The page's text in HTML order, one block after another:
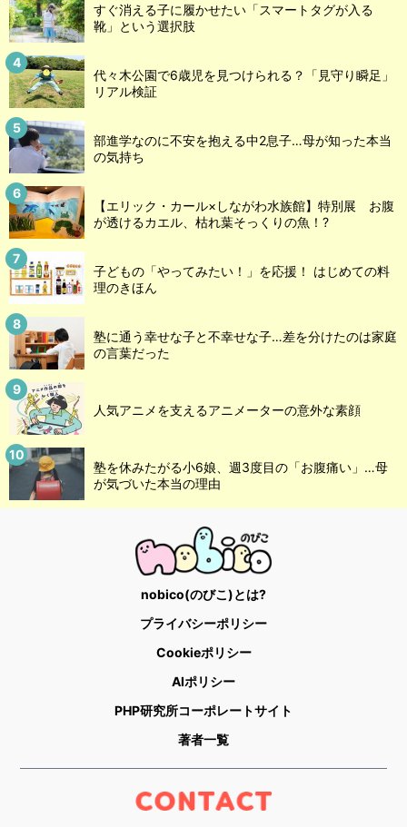
すぐ消える子に履かせたい「スマートタグが入る
靴」という選択肢
代々木公園で6歳児を見つけられる？「見守り瞬足」
リアル検証
部進学なのに不安を抱える中2息子…母が知った本当
の気持ち
【エリック・カール×しながわ水族館】特別展 お腹
が透けるカエル、枯れ葉そっくりの魚！?
子どもの「やってみたい！」を応援！ はじめての料
理のきほん
塾に通う幸せな子と不幸せな子…差を分けたのは家庭
の言葉だった
人気アニメを支えるアニメーターの意外な素顔
塾を休みたがる小6娘、週3度目の「お腹痛い」…母
が気づいた本当の理由
nobico(のびこ)とは?
プライバシーポリシー
Cookieポリシー
AIポリシー
PHP研究所コーポレートサイト
著者一覧